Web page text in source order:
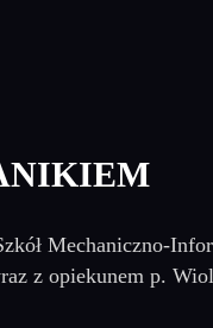
Mechaniczno-
z opiekunem p.